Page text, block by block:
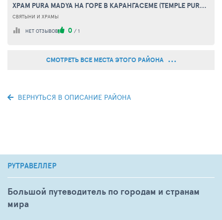
ХРАМ PURA MADYA НА ГОРЕ В КАРАНГАСЕМЕ (TEMPLE PURA MADYA ON THE MOUNTAIN IN KARANGASEM)
СВЯТЫНИ И ХРАМЫ
НЕТ ОТЗЫВОВ 0 / 1
СМОТРЕТЬ ВСЕ МЕСТА ЭТОГО РАЙОНА
ВЕРНУТЬСЯ В ОПИСАНИЕ РАЙОНА
РУТРАВЕЛЛЕР
Большой путеводитель по городам и странам
мира